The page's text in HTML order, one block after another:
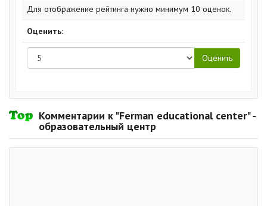
Для отображение рейтинга нужно минимум 10 оценок.
Оценить:
Комментарии к "Ferman educational center" -
образовательный центр